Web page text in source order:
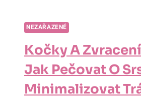
BEZSRSTÝCH
KOČEK
NEZAŘAZENÉ
Kočky A
Jak Pečovat O
Minimalizovat